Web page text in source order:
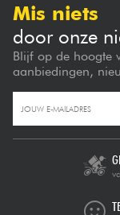
Mis niets
door onze
Blijf op de hoogte
aanbiedingen,